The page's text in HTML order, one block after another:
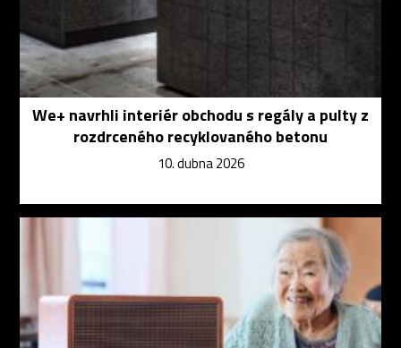
We+ navrhli interiér obchodu s regály a pulty z
rozdrceného recyklovaného betonu
10. dubna 2026